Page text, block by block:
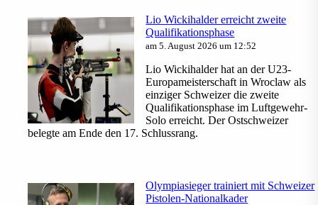
Lio Wickihalder erreicht zweite
Qualifikationsphase
am 5. August 2026 um 12:52
Lio Wickihalder hat an der U23-
Europameisterschaft in Wroclaw als
einziger Schweizer die zweite
Qualifikationsphase im Luftgewehr-
Solo erreicht. Der Ostschweizer
belegte am Ende den 17. Schlussrang.
Olympiasieger trainiert mit Schweizer
Pistolen-Nationalkader